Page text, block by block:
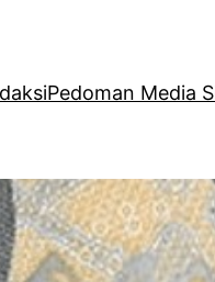
Pedoman Media